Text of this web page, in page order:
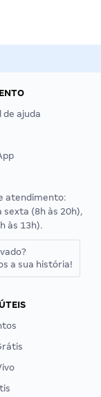
de ajuda
atendimento:
sexta (8h às 20h),
às 13h).
a sua história!